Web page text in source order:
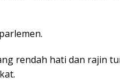
rendah hati dan rajin